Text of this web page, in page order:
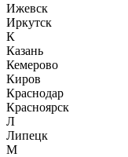
Ижевск
Иркутск
К
Казань
Кемерово
Киров
Краснодар
Красноярск
Л
Липецк
М